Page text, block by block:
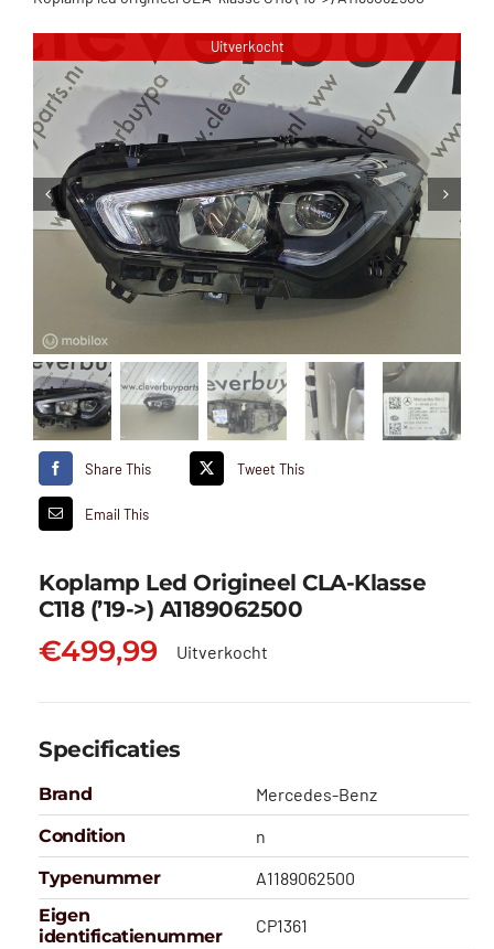
Uitverkocht
Share This Tweet This
Email This
Koplamp Led Origineel CLA-Klasse
C118 (’19->) A1189062500
€499,99 Uitverkocht
Specificaties
Brand
Mercedes-Benz
Condition
n
Typenummer
A1189062500
Eigen
identificatienummer
CP1361